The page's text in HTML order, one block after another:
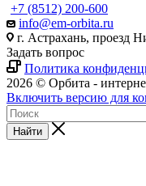
+7 (8512) 200-600
info@em-orbita.ru
г. Астрахань, проезд
Задать вопрос
Политика
2026 © Орбита -
Включить версию для
Найти